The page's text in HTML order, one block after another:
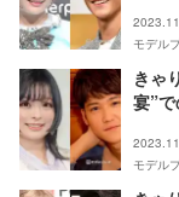
モデル
きゃ
宴”
モデル